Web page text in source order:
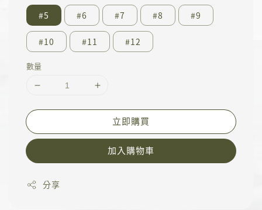
#5 #6 #7 #8 #9
#10 #11 #12
數量
立即購買
加入購物車
分享